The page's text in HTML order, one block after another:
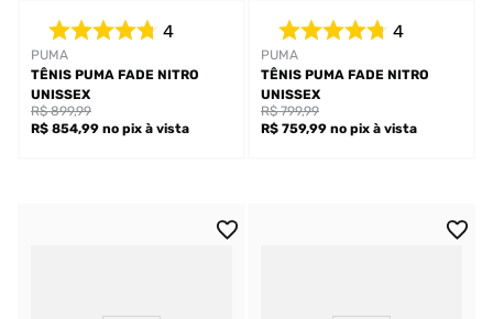
PUMA
4
TÊNIS PUMA FADE NITRO
UNISSEX
R$ 854,99 no pix à vista
R$ 899,99
PUMA
4
TÊNIS PUMA FADE NITRO
UNISSEX
R$ 759,99 no pix à vista
R$ 799,99